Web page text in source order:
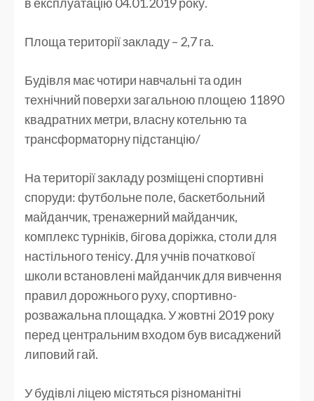
Площа території закладу – 2,7 га.
Будівля має чотири навчальні та один
технічний поверхи загальною площею 11890
квадратних метри, власну котельню та
трансформаторну підстанцію/
На території закладу розміщені спортивні
споруди: футбольне поле, баскетбольний
майданчик, тренажерний майданчик,
комплекс турніків, бігова доріжка, столи для
настільного тенісу. Для учнів початкової
школи встановлені майданчик для вивчення
правил дорожнього руху, спортивно-
розважальна площадка. У жовтні 2019 року
перед центральним входом був висаджений
липовий гай.
У будівлі ліцею містяться різноманітні